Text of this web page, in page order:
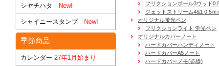
シヤチハタ New!
シャイニースタンプNew!
季節商品
カレンダー 27年1月始まり
フリクションボール3ウッド
ジェットストリーム4&1 0.5ｍ
オリジナル蛍光ペン
フリクションライト 蛍光ペン
オリジナルカバーノート
ハードカバーハンディノート
ハードカバーA5ノート
ハードカバーメモ(罫線)